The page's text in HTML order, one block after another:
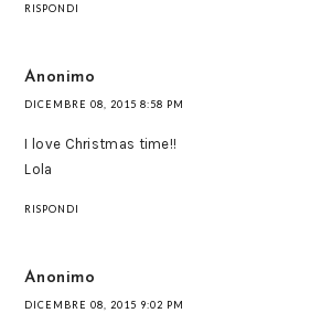
RISPONDI
Anonimo
DICEMBRE 08, 2015 8:58 PM
I love Christmas time!!
Lola
RISPONDI
Anonimo
DICEMBRE 08, 2015 9:02 PM